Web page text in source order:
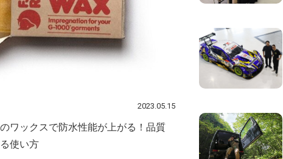
2023.05.15
ワックスで防水性能が上がる！品質
使い方